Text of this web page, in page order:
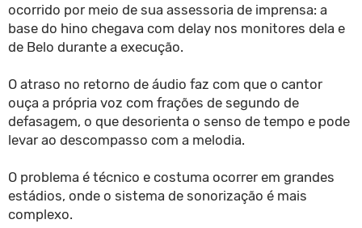
ocorrido por meio de sua assessoria de imprensa: a
base do hino chegava com delay nos monitores dela e
de Belo durante a execução.
O atraso no retorno de áudio faz com que o cantor
ouça a própria voz com frações de segundo de
defasagem, o que desorienta o senso de tempo e pode
levar ao descompasso com a melodia.
O problema é técnico e costuma ocorrer em grandes
estádios, onde o sistema de sonorização é mais
complexo.